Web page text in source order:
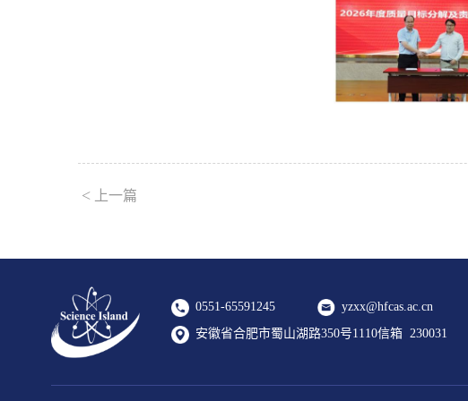
< 上一篇
0551-65591245
yzxx@hfcas.ac.cn
安徽省合肥市蜀山湖路350号1110信箱 230031